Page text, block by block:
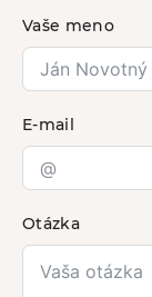
Vaše meno
E-mail
Otázka